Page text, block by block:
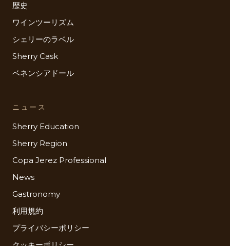
歴史
ワインツーリズム
シェリーのラベル
Sherry Cask
ベネンシアドール
ニュース
Sherry Education
Sherry Region
Copa Jerez Professional
News
Gastronomy
利用規約
プライバシーポリシー